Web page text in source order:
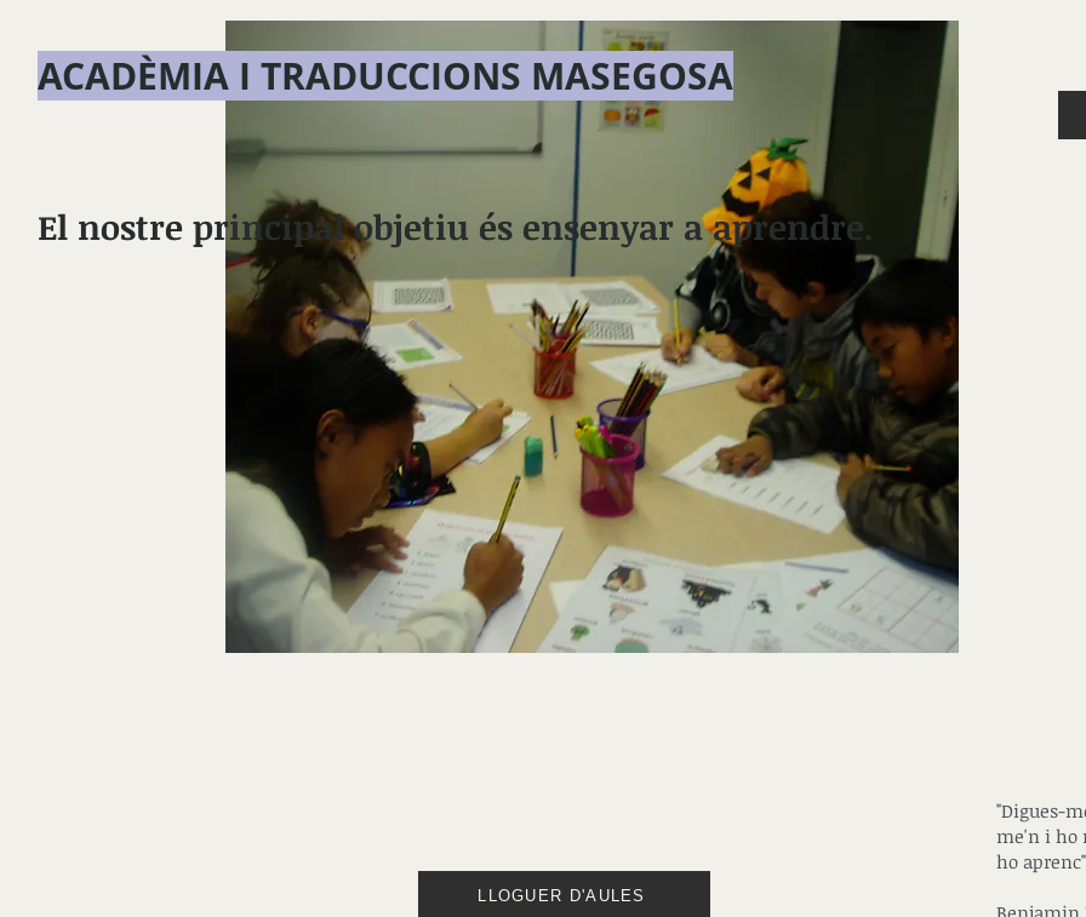
ACADÈMIA I TRADUCCIONS MASEGOSA
El nostre principal objetiu és ensenyar a aprendre.
LLOGUER D'AULES
"Digues-
me'n i ho
ho aprenc"